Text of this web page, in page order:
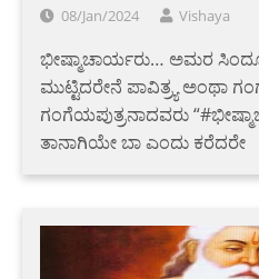
08/Jan/2024 Vishaya
ಭೀಷ್ಮಾಚಾರ್ಯರು… ಅಮರ
ಮುಟ್ಟಿದರೇನೆ ಪಾವಿತ್ರ್ಯ ಅಂಥಾ
ಗಂಗೆಯಪುತ್ರನಾದವರು
ತಾನಾಗಿಯೇ ಬಾ ಎಂದು ಕರೆದರೇ